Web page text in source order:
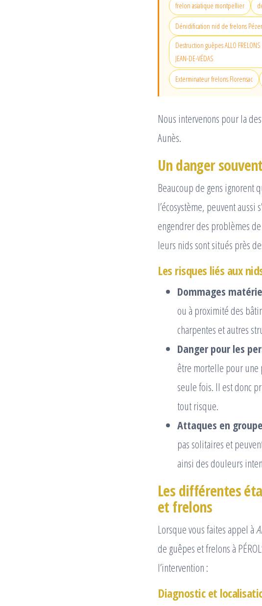
frelon asiatique montpellier
Dénidification nid de frelons
Destruction guêpes ALLO
JEAN-DE-VÉDAS
Exterminateur frelons Florensac
Nous intervenons pour la
Aunès.
Un danger
Beaucoup de gens ignorent
l’écosystème, peuvent
engendrer des problèmes
leurs nids sont situés près
Les risques liés aux
Dommages
ou à proximité des
charpentes et autres
Danger pour les
être mortelle pour une
seule fois. Il est donc
tout risque.
Attaques en
pas solitaires et
ainsi des douleurs
Les différentes
et frelons
Lorsque vous faites appel à
de guêpes et frelons à
l’intervention :
Diagnostic et